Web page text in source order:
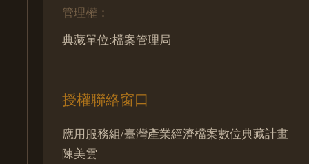
管理權：
典藏單位:檔案管理局
授權聯絡窗口
應用服務組/臺灣產業經濟檔案數位典藏計畫
陳美雲